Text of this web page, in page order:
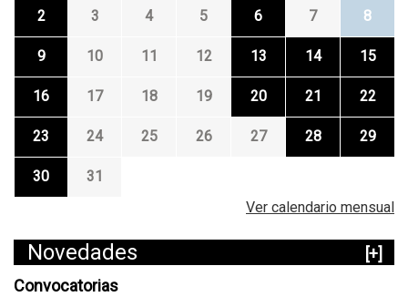
2 3 4 5 6 7 8
9 10 11 12 13 14 15
16 17 18 19 20 21 22
23 24 25 26 27 28 29
30
31
Ver calendario mensual
Novedades
[+]
Convocatorias